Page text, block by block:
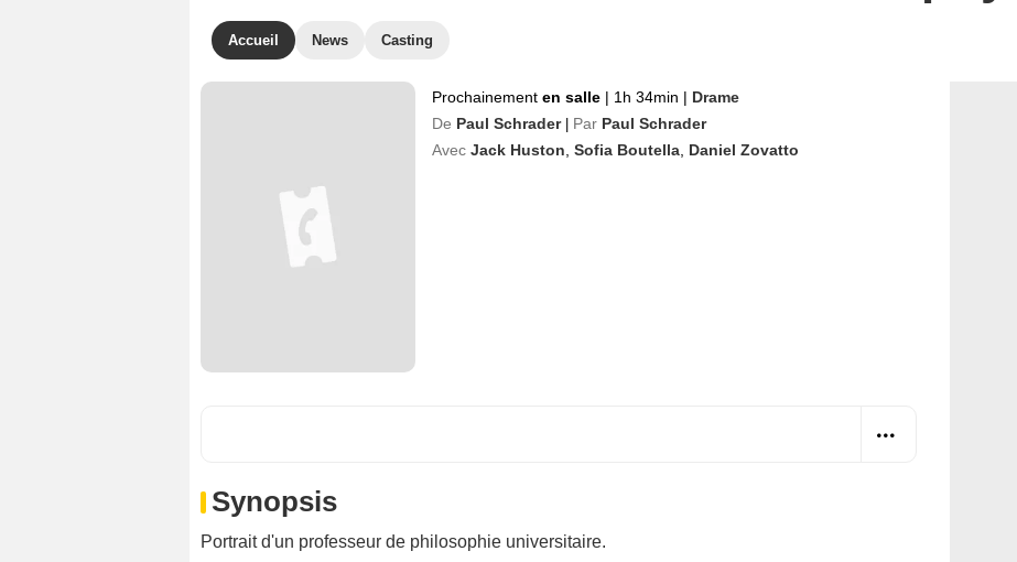
Accueil News Casting
Prochainement en salle | 1h 34min | Drame
De Paul Schrader Par Paul Schrader
Avec Jack Huston Sofia Boutella Daniel Zovatto
Synopsis
Portrait d'un professeur de philosophie universitaire.